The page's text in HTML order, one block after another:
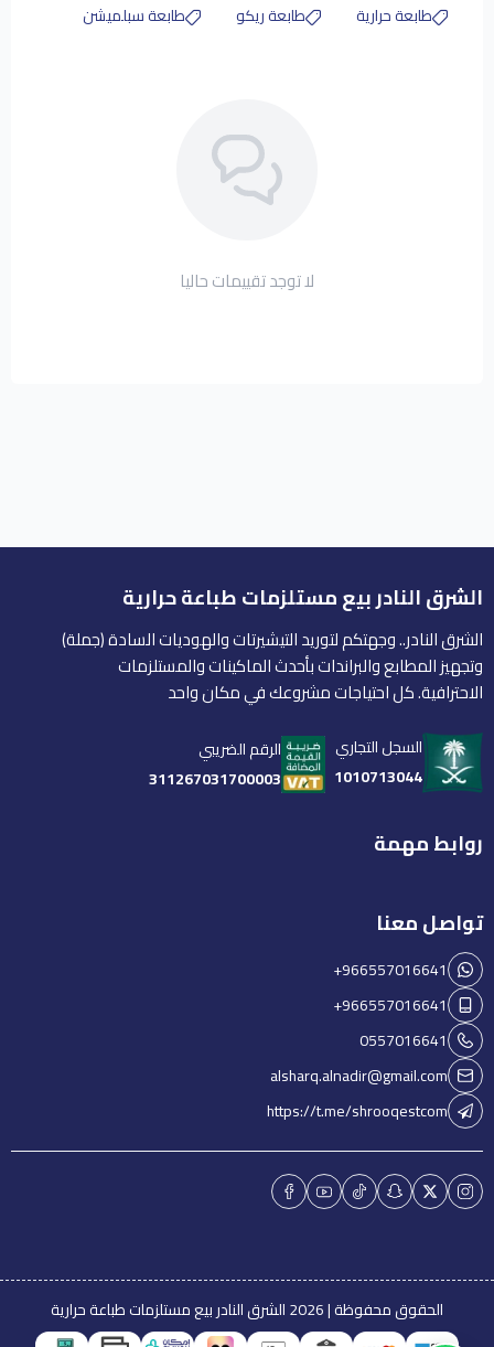
طابعة حرارية طابعة ريكو طابعة سبلميشن
لا توجد تقييمات حاليا
الشرق النادر بيع مستلزمات طباعة حرارية
الشرق النادر.. وجهتكم لتوريد التيشيرتات والهوديات السادة (جملة)
وتجهيز المطابع والبراندات بأحدث الماكينات والمستلزمات
الاحترافية. كل احتياجات مشروعك في مكان واحد
السجل التجاري
1010713044
الرقم الضريبي
311267031700003
روابط مهمة
تواصل معنا
+966557016641
+966557016641
0557016641
alsharq.alnadir@gmail.com
https://t.me/shrooqestcom
الحقوق محفوظة | 2026 الشرق النادر بيع مستلزمات طباعة حرارية